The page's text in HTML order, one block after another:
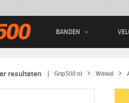
BANDEN
resultaten Grip500.nl Winkel